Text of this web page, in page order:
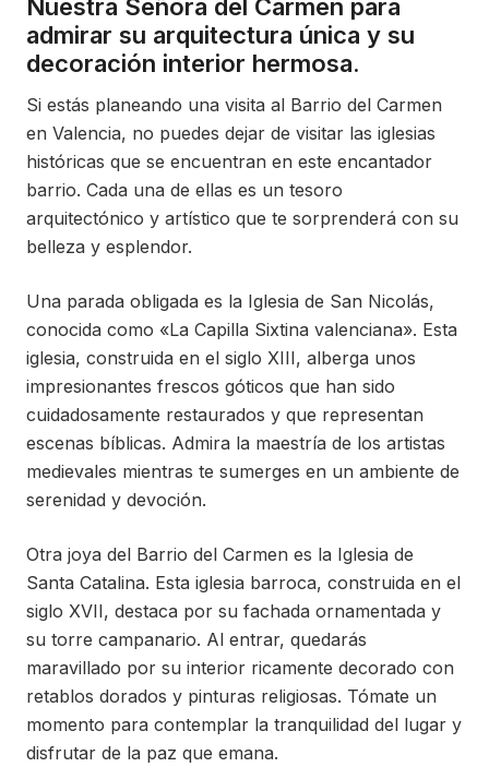
Nuestra Señora del Carmen para
admirar su arquitectura única y su
decoración interior hermosa.
Si estás planeando una visita al Barrio del Carmen
en Valencia, no puedes dejar de visitar las iglesias
históricas que se encuentran en este encantador
barrio. Cada una de ellas es un tesoro
arquitectónico y artístico que te sorprenderá con su
belleza y esplendor.
Una parada obligada es la Iglesia de San Nicolás,
conocida como «La Capilla Sixtina valenciana». Esta
iglesia, construida en el siglo XIII, alberga unos
impresionantes frescos góticos que han sido
cuidadosamente restaurados y que representan
escenas bíblicas. Admira la maestría de los artistas
medievales mientras te sumerges en un ambiente de
serenidad y devoción.
Otra joya del Barrio del Carmen es la Iglesia de
Santa Catalina. Esta iglesia barroca, construida en el
siglo XVII, destaca por su fachada ornamentada y
su torre campanario. Al entrar, quedarás
maravillado por su interior ricamente decorado con
retablos dorados y pinturas religiosas. Tómate un
momento para contemplar la tranquilidad del lugar y
disfrutar de la paz que emana.